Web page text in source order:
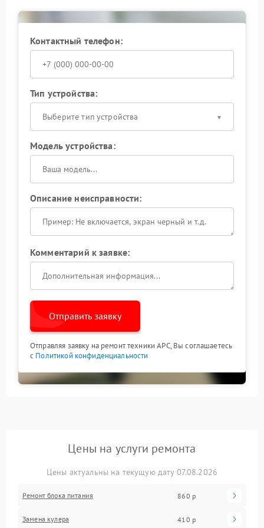
при появлении трещин возле разъемов, перекосе
панелей либо затрудненном включении устройства.
работает стабильно и безопасно в повседневной
эксплуатации.
Контактный телефон:
Тип устройства:
Выберите тип устройства
Модель устройства:
Описание неисправности:
Комментарий к заявке:
Отправить заявку
Отправляя заявку на ремонт техники APC, Вы соглашаетесь
с Политикой конфиденциальности
Цены на услуги ремонта
Цены актуальны на текущую дату 07.08.2026
Ремонт блока питания 860 р
Замена кулера 410 р